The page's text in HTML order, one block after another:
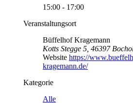
15:00 - 17:00
Veranstaltungsort
Büffelhof Kragemann
Kotts Stegge 5, 46397
Website https://
kragemann.de/
Kategorie
Alle